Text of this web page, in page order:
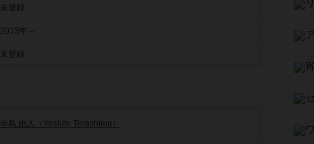
未登録
2013年～
未登録
寺島 由人（Yoshito Terashima）